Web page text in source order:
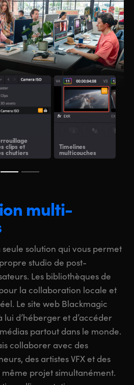
clips et
chutiers
Timelines
multicouches
multi-
seule solution qui vous permet
studio de post-
Les bibliothèques de
la collaboration locale et
Le site web Blackmagic
d’héberger et d’accéder
partout dans le monde.
collaborer avec des
des artistes VFX et des
projet simultanément.